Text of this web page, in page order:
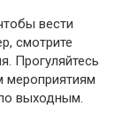
вести
смотрите
Прогуляйтесь
мероприятиям
выходным.